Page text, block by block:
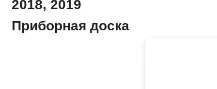
2018, 2019
Приборная доска